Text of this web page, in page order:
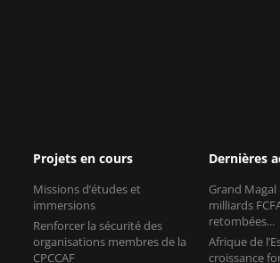
Projets en cours
Missions d’études et
immersions
Renforcer la sécurité des
organisations membres de la
CPCCAF
Dernières
Grand Magal
milliards
retombées...
Afrique de
croissance